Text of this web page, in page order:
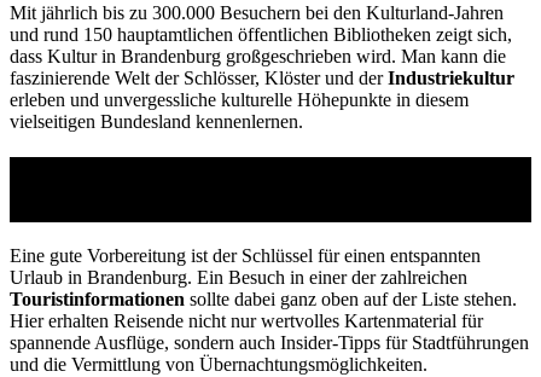
Mit jährlich bis zu 300.000 Besuchern bei den Kulturland-Jahren
und rund 150 hauptamtlichen öffentlichen Bibliotheken zeigt sich,
dass Kultur in Brandenburg großgeschrieben wird. Man kann die
faszinierende Welt der Schlösser, Klöster und derIndustriekultur
erleben und unvergessliche kulturelle Höhepunkte in diesem
vielseitigen Bundesland kennenlernen.
Eine gute Vorbereitung ist der Schlüssel für einen entspannten
Urlaub in Brandenburg. Ein Besuch in einer der zahlreichen
Touristinformationen sollte dabei ganz oben auf der Liste stehen.
Hier erhalten Reisende nicht nur wertvolles Kartenmaterial für
spannende Ausflüge, sondern auch Insider-Tipps für Stadtführungen
und die Vermittlung von Übernachtungsmöglichkeiten.